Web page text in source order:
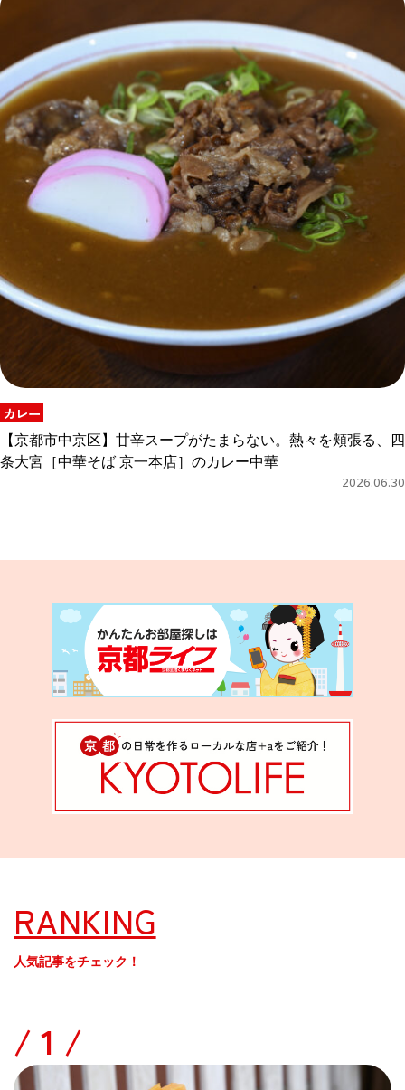
カレー
【京都市中京区】甘辛スープがたまらない。熱々を頬張る、四
条大宮［中華そば 京一本店］のカレー中華
2026.06.30
RANKING
人気記事をチェック！
/